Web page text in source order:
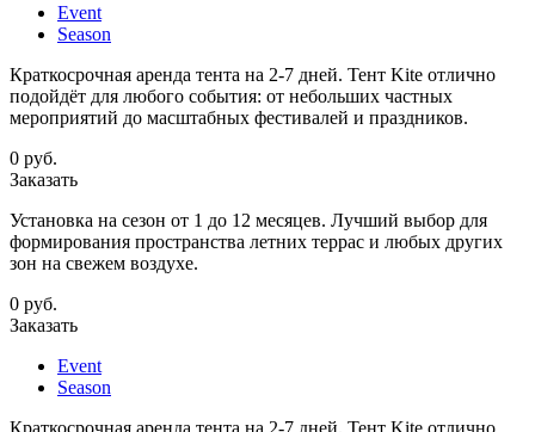
Event
Season
Краткосрочная аренда тента на 2-7 дней. Тент Kite отлично
подойдёт для любого события: от небольших частных
мероприятий до масштабных фестивалей и праздников.
0 руб.
Заказать
Установка на сезон от 1 до 12 месяцев. Лучший выбор для
формирования пространства летних террас и любых других
зон на свежем воздухе.
0 руб.
Заказать
Event
Season
Краткосрочная аренда тента на 2-7 дней. Тент Kite отлично